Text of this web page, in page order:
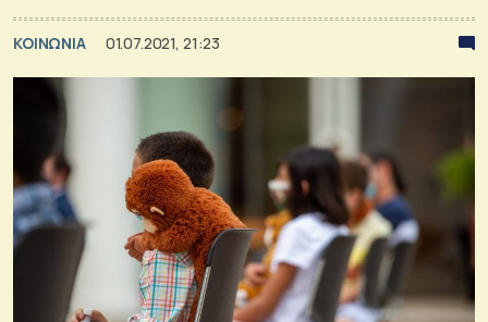
ΚΟΙΝΩΝΙΑ 01.07.2021, 21:23